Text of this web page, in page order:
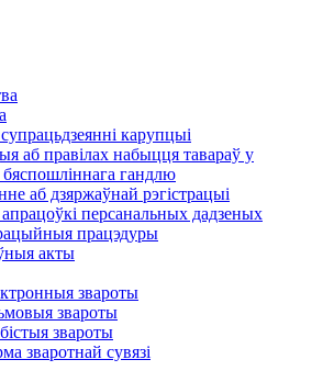
карупцыі
аб правілах набыцця тавараў у
бяспошліннага гандлю
аб дзяржаўнай рэгістрацыі
персанальных дадзеных
працэдуры
акты
звароты
звароты
звароты
зваротнай сувязі